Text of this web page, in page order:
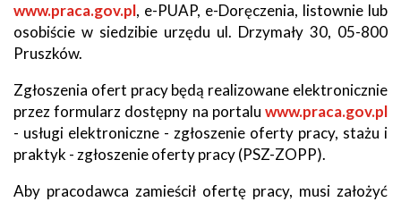
www.praca.gov.pl, e-PUAP, e-Doręczenia, listownie lub
osobiście w siedzibie urzędu ul. Drzymały 30, 05-800
Pruszków.
Zgłoszenia ofert pracy będą realizowane elektronicznie
przez formularz dostępny na portalu www.praca.gov.pl
- usługi elektroniczne - zgłoszenie oferty pracy, stażu i
praktyk - zgłoszenie oferty pracy (PSZ-ZOPP).
Aby pracodawca zamieścił ofertę pracy, musi założyć